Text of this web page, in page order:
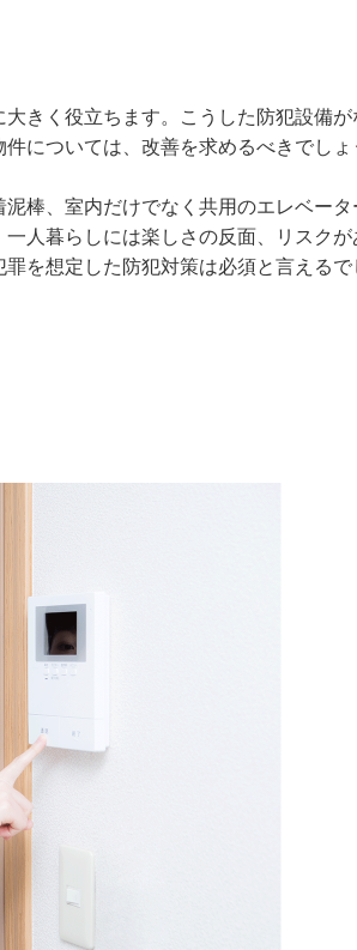
きく役立ちます。こうした防犯設備が
については、改善を求めるべきでしょ
棒、室内だけでなく共用のエレベータ
人暮らしには楽しさの反面、リスクが
を想定した防犯対策は必須と言えるで